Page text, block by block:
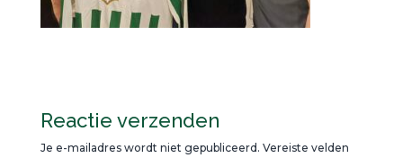
Reactie verzenden
Je e-mailadres wordt niet gepubliceerd. Vereiste velden